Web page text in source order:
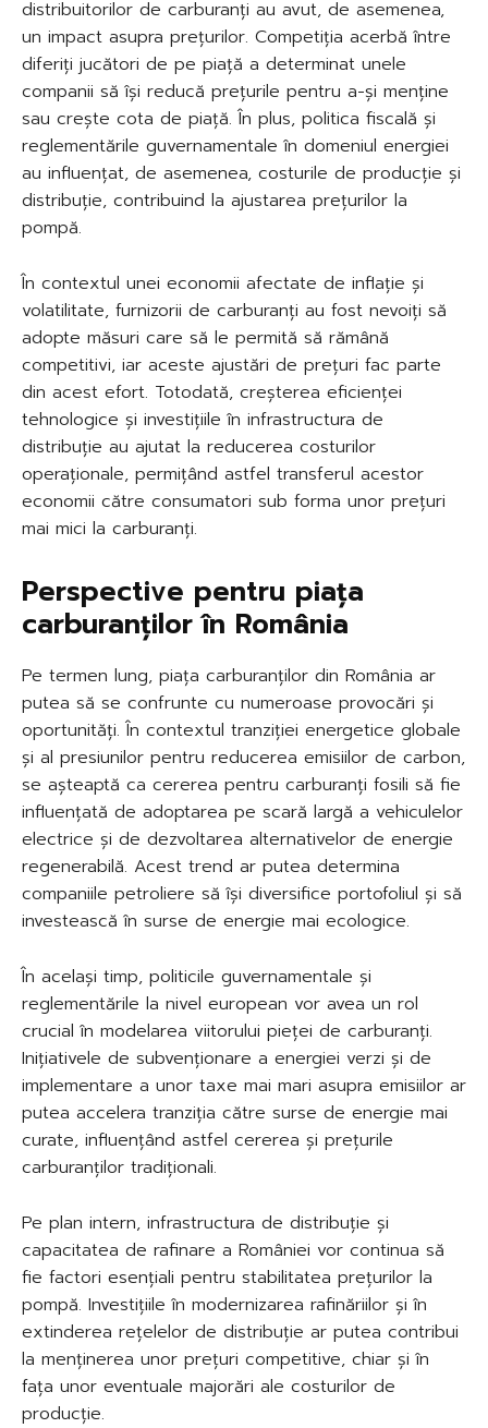
distribuitorilor de carburanți au avut, de asemenea,
un impact asupra prețurilor. Competiția acerbă între
diferiți jucători de pe piață a determinat unele
companii să își reducă prețurile pentru a-și menține
sau crește cota de piață. În plus, politica fiscală și
reglementările guvernamentale în domeniul energiei
au influențat, de asemenea, costurile de producție și
distribuție, contribuind la ajustarea prețurilor la
pompă.
În contextul unei economii afectate de inflație și
volatilitate, furnizorii de carburanți au fost nevoiți să
adopte măsuri care să le permită să rămână
competitivi, iar aceste ajustări de prețuri fac parte
din acest efort. Totodată, creșterea eficienței
tehnologice și investițiile în infrastructura de
distribuție au ajutat la reducerea costurilor
operaționale, permițând astfel transferul acestor
economii către consumatori sub forma unor prețuri
mai mici la carburanți.
Perspective pentru piața
carburanților în România
Pe termen lung, piața carburanților din România ar
putea să se confrunte cu numeroase provocări și
oportunități. În contextul tranziției energetice globale
și al presiunilor pentru reducerea emisiilor de carbon,
se așteaptă ca cererea pentru carburanți fosili să fie
influențată de adoptarea pe scară largă a vehiculelor
electrice și de dezvoltarea alternativelor de energie
regenerabilă. Acest trend ar putea determina
companiile petroliere să își diversifice portofoliul și să
investească în surse de energie mai ecologice.
În același timp, politicile guvernamentale și
reglementările la nivel european vor avea un rol
crucial în modelarea viitorului pieței de carburanți.
Inițiativele de subvenționare a energiei verzi și de
implementare a unor taxe mai mari asupra emisiilor ar
putea accelera tranziția către surse de energie mai
curate, influențând astfel cererea și prețurile
carburanților tradiționali.
Pe plan intern, infrastructura de distribuție și
capacitatea de rafinare a României vor continua să
fie factori esențiali pentru stabilitatea prețurilor la
pompă. Investițiile în modernizarea rafinăriilor și în
extinderea rețelelor de distribuție ar putea contribui
la menținerea unor prețuri competitive, chiar și în
fața unor eventuale majorări ale costurilor de
producție.